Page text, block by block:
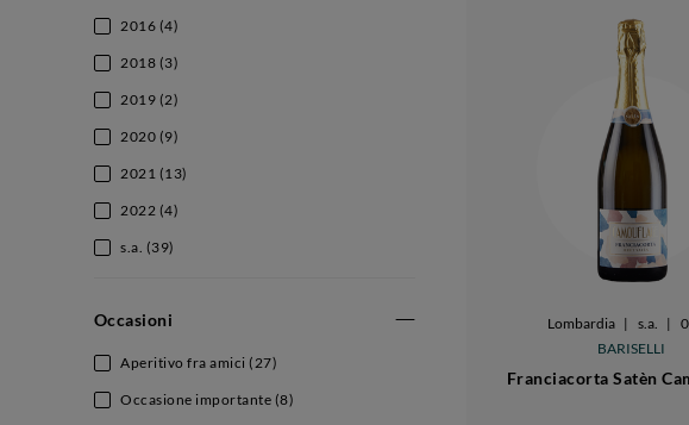
2016 (4)
2018 (3)
2019 (2)
2020 (9)
2021 (13)
2022 (4)
s.a. (39)
Occasioni
Aperitivo fra amici (27)
Occasione importante (8)
Lombardia | s.a. |
BARISELLI
Franciacorta Satèn